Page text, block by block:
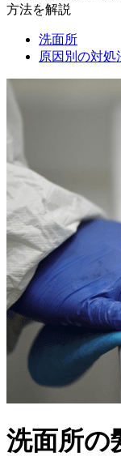
方法を解説
洗面所
原因別の対処
洗面所の